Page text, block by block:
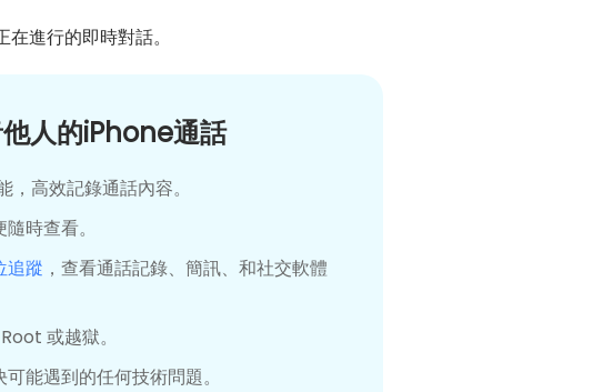
進行的即時對話。
人的iPhone通話
高效記錄通話內容。
時查看。
追蹤 ，查看通話記錄、簡訊、和社交軟體
或越獄。
能遇到的任何技術問題。